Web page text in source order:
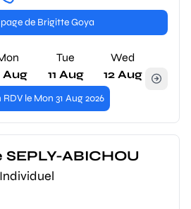
de Brigitte Goya
Aug
Tue
11 Aug
Wed
12 Aug
le Mon 31 Aug 2026
SEPLY-ABICHOU